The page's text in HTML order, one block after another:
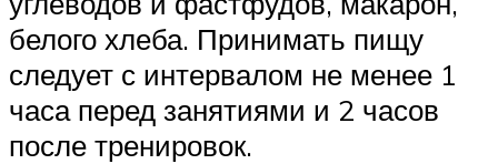
белого хлеба. Принимать пищу
следует с интервалом не менее 1
часа перед занятиями и 2 часов
после тренировок.